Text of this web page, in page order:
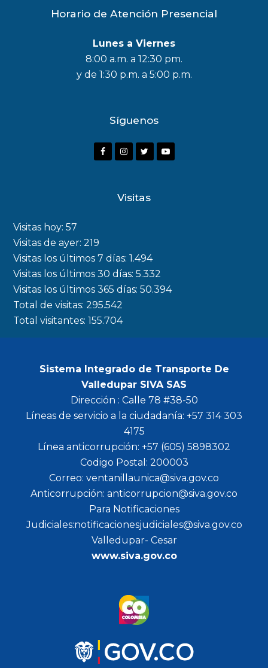
Horario de Atención Presencial
Lunes a Viernes
8:00 a.m. a 12:30 pm.
y de 1:30 p.m. a 5:00 p.m.
Síguenos
F
o
k
I
a
m
r
Y
Visitas
Visitas hoy:57
Visitas de ayer:219
Visitas los últimos 7 días:1.494
Visitas los últimos 30 días:5.332
Visitas los últimos 365 días:50.394
Total de visitas:295.542
Total visitantes:155.704
Sistema Integrado de Transporte De
Valledupar SIVA SAS
Dirección : Calle 78 #38-50
Líneas de servicio a la ciudadanía: +57 314 303
4175
Línea anticorrupción: +57 (605) 5898302
Codigo Postal: 200003
Correo: ventanillaunica@siva.gov.co
Anticorrupción: anticorrupcion@siva.gov.co
Para Notificaciones
Judiciales:notificacionesjudiciales@siva.gov.co
Valledupar- Cesar
www.siva.gov.co